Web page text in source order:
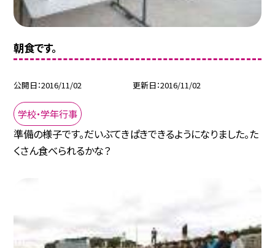
朝食です。
公開日 2016/11/02 更新日 2016/11/02
学校・学年行事
準備の様子です。だいぶてきぱきできるようになりました。た
くさん食べられるかな？